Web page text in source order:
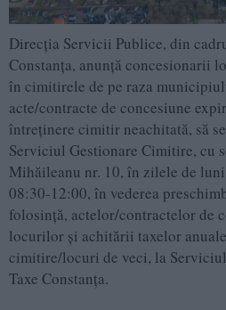
Direcţia Servicii Publice, din
Constanța, anunță concesionarii
în cimitirele de pe raza
acte/contracte de concesiune
întreținere cimitir neachitată, să
Serviciul Gestionare Cimitire, cu
Mihăileanu nr. 10, în zilele de
08:30-12:00, în vederea
folosință, actelor/contractelor de
locurilor și achitării taxelor
cimitire/locuri de veci, la
Taxe Constanța.